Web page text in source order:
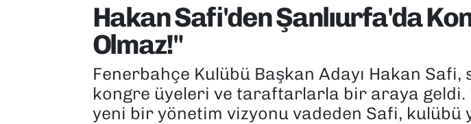
Hakan Safi'den Şanlıurfa'da
Olmaz!"
Fenerbahçe Kulübü Başkan Adayı Hakan
kongre üyeleri ve taraftarlarla bir araya
yeni bir yönetim vizyonu vadeden Safi,
EKONOMİ
KÜLTÜR SANAT
MAGAZİN
POLİTİKA
Tüm Manşetler
Son Dakika Haberleri
Haber Arşivi